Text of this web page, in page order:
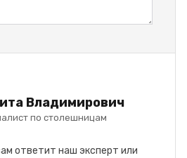
Владимирович
по столешницам
ответит наш эксперт или